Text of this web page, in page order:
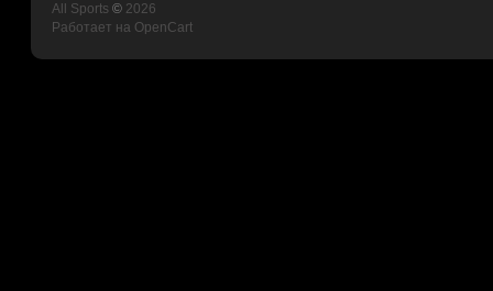
All Sports © 2026
Работает на OpenCart